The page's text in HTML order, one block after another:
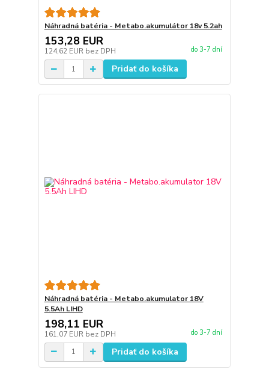
Náhradná batéria - Metabo.akumulátor 18v 5.2ah
153,28 EUR
124,62 EUR bez DPH do 3-7 dní
Pridať do košíka
Náhradná batéria - Metabo.akumulator 18V
5.5Ah LIHD
198,11 EUR
161,07 EUR bez DPH do 3-7 dní
Pridať do košíka